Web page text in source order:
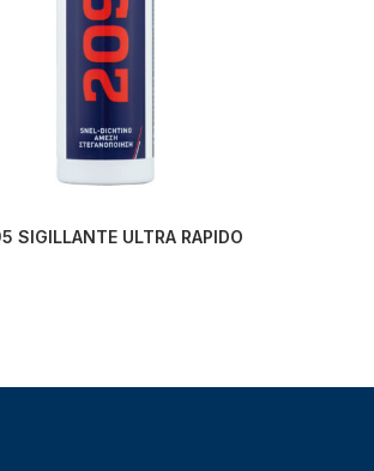
LEGGI TUTTO
SIGILLANTE ULTRA RAPIDO